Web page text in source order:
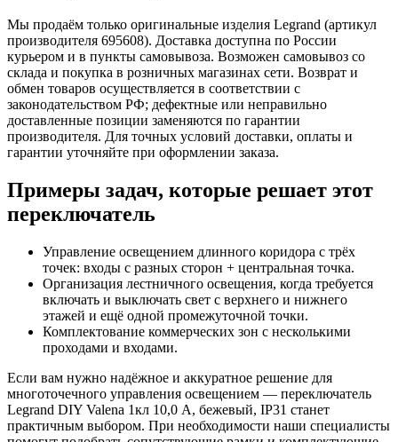
Мы продаём только оригинальные изделия Legrand (артикул
производителя 695608). Доставка доступна по России
курьером и в пункты самовывоза. Возможен самовывоз со
склада и покупка в розничных магазинах сети. Возврат и
обмен товаров осуществляется в соответствии с
законодательством РФ; дефектные или неправильно
доставленные позиции заменяются по гарантии
производителя. Для точных условий доставки, оплаты и
гарантии уточняйте при оформлении заказа.
Примеры задач, которые решает этот
переключатель
Управление освещением длинного коридора с трёх
точек: входы с разных сторон + центральная точка.
Организация лестничного освещения, когда требуется
включать и выключать свет с верхнего и нижнего
этажей и ещё одной промежуточной точки.
Комплектование коммерческих зон с несколькими
проходами и входами.
Если вам нужно надёжное и аккуратное решение для
многоточечного управления освещением — переключатель
Legrand DIY Valena 1кл 10,0 А, бежевый, IP31 станет
практичным выбором. При необходимости наши специалисты